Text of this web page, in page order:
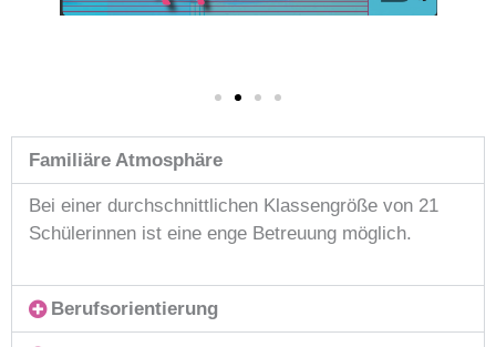
Familiäre Atmosphäre
Bei einer durchschnittlichen Klassengröße von 21
Schülerinnen ist eine enge Betreuung möglich.
Berufsorientierung